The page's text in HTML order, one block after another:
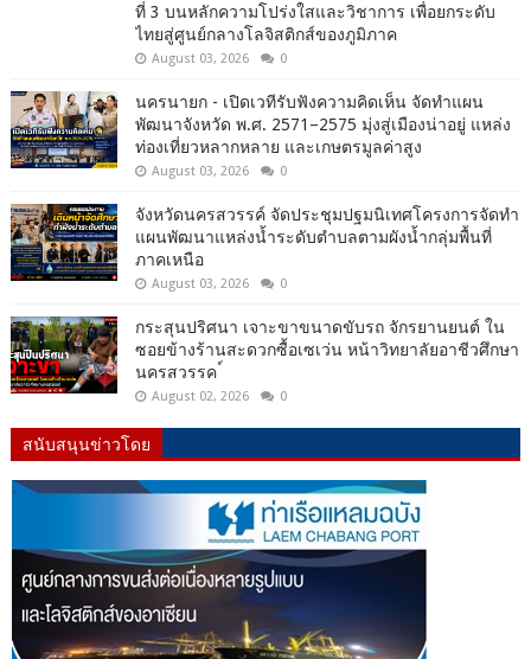
ที่ 3 บนหลักความโปร่งใสและวิชาการ เพื่อยกระดับ
ไทยสู่ศูนย์กลางโลจิสติกส์ของภูมิภาค
August 03, 2026 0
นครนายก - เปิดเวทีรับฟังความคิดเห็น จัดทำแผน
พัฒนาจังหวัด พ.ศ. 2571–2575 มุ่งสู่เมืองน่าอยู่ แหล่ง
ท่องเที่ยวหลากหลาย และเกษตรมูลค่าสูง
August 03, 2026 0
จังหวัดนครสวรรค์ จัดประชุมปฐมนิเทศโครงการจัดทำ
แผนพัฒนาแหล่งน้ำระดับตำบลตามผังน้ำกลุ่มพื้นที่
ภาคเหนือ
August 03, 2026 0
กระสุนปริศนา เจาะขาขนาดขับรถ จักรยานยนต์ ใน
ซอยข้างร้านสะดวกซื้อเซเว่น หน้าวิทยาลัยอาชีวศึกษา
นครสวรรค ์
August 02, 2026 0
สนับสนุนข่าวโดย